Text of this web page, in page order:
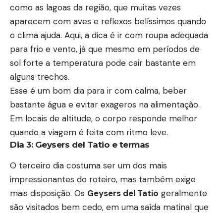
como as lagoas da região, que muitas vezes
aparecem com aves e reflexos belíssimos quando
o clima ajuda. Aqui, a dica é ir com roupa adequada
para frio e vento, já que mesmo em períodos de
sol forte a temperatura pode cair bastante em
alguns trechos.
Esse é um bom dia para ir com calma, beber
bastante água e evitar exageros na alimentação.
Em locais de altitude, o corpo responde melhor
quando a viagem é feita com ritmo leve.
Dia 3: Geysers del Tatio e termas
O terceiro dia costuma ser um dos mais
impressionantes do roteiro, mas também exige
mais disposição. Os Geysers del Tatio geralmente
são visitados bem cedo, em uma saída matinal que